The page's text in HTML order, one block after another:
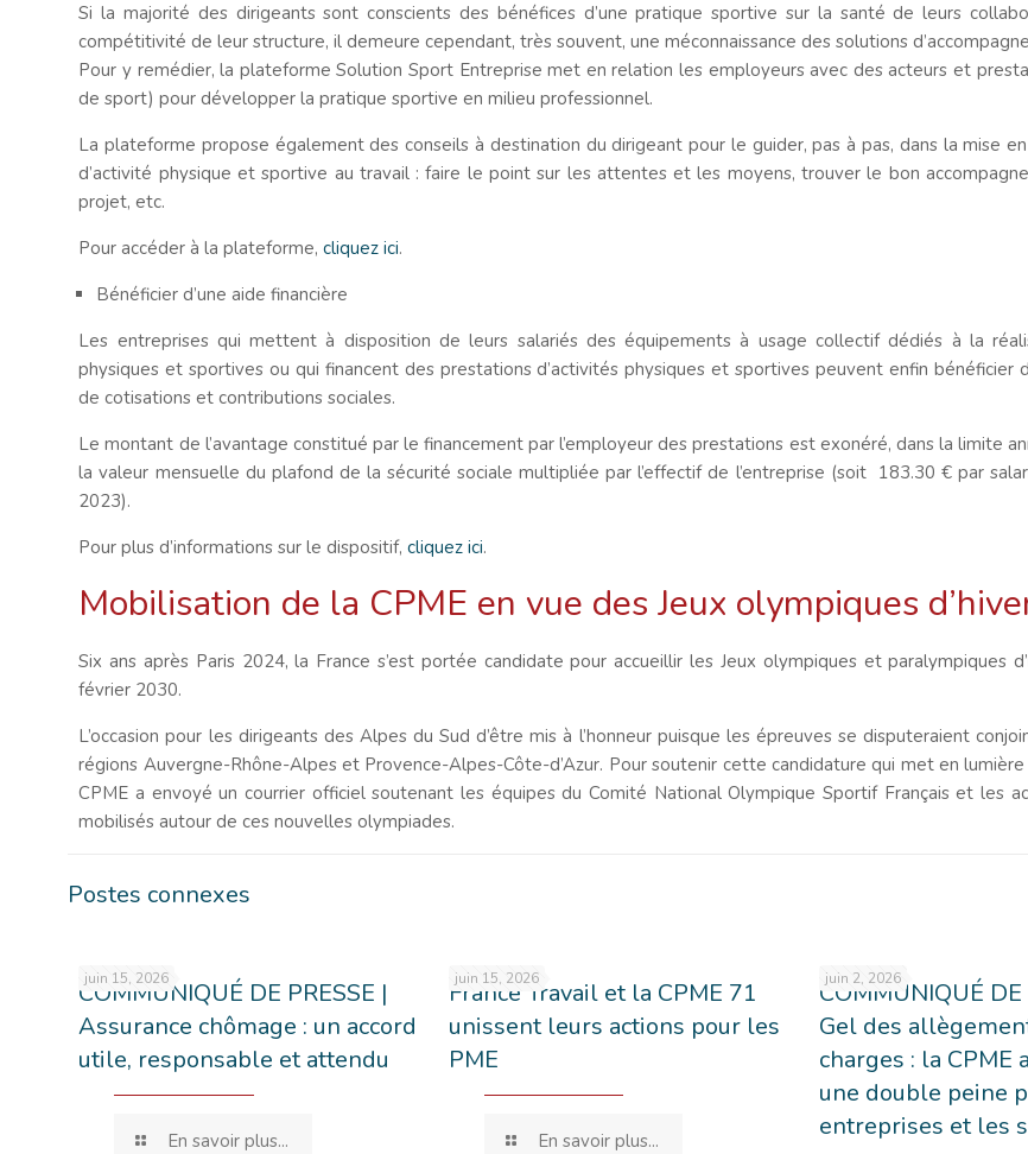
Si la majorité des dirigeants sont conscients des bénéfices d’une pratique sportive sur la santé de leurs
compétitivité de leur structure, il demeure cependant, très souvent, une méconnaissance des solutions
Pour y remédier, la plateforme Solution Sport Entreprise met en relation les employeurs avec des acteurs et
de sport) pour développer la pratique sportive en milieu professionnel.
La plateforme propose également des conseils à destination du dirigeant pour le guider, pas à pas, dans la mise
d’activité physique et sportive au travail : faire le point sur les attentes et les moyens, trouver le bon
projet, etc.
Pour accéder à la plateforme,cliquez ici.
Bénéficier d’une aide financière
Les entreprises qui mettent à disposition de leurs salariés des équipements à usage collectif dédiés à la
physiques et sportives ou qui financent des prestations d’activités physiques et sportives peuvent enfin bénéficier
de cotisations et contributions sociales.
Le montant de l’avantage constitué par le financement par l’employeur des prestations est exonéré, dans la limite
la valeur mensuelle du plafond de la sécurité sociale multipliée par l’effectif de l’entreprise (soit 183.30 € par
2023).
Pour plus d’informations sur le dispositif,cliquez ici.
Mobilisation de la CPME en vue des Jeux olympiques
Six ans après Paris 2024, la France s’est portée candidate pour accueillir les Jeux olympiques et paralympiques
février 2030.
L’occasion pour les dirigeants des Alpes du Sud d’être mis à l’honneur puisque les épreuves se disputeraient
régions Auvergne-Rhône-Alpes et Provence-Alpes-Côte-d’Azur. Pour soutenir cette candidature qui met en
CPME a envoyé un courrier officiel soutenant les équipes du Comité National Olympique Sportif Français et les
mobilisés autour de ces nouvelles olympiades.
Postes connexes
juin 15, 2026
COMMUNIQUÉ DE PRESSE |
Assurance chômage : un accord
utile, responsable et attendu
En savoir plus...
juin 15, 2026
France Travail et la CPME 71
unissent leurs actions pour les
PME
En savoir plus...
juin 2, 2026
COMMUNIQUÉ DE
Gel des
charges : la CPME
une double peine
entreprises et les